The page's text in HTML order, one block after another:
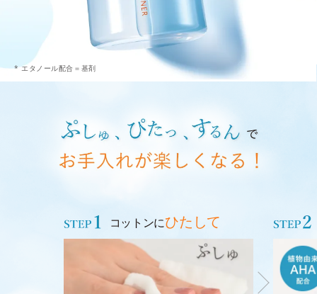
* エタノール配合＝基剤
コットンにひたして